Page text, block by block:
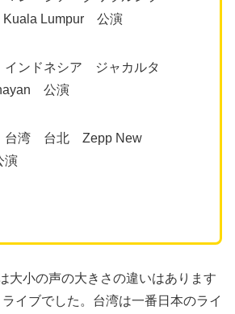
Lumpur 公演
ンドネシア ジャカルタ
公演
台湾 台北 Zepp New
演
大小の声の大きさの違いはあります
イブでした。台湾は一番日本のライ